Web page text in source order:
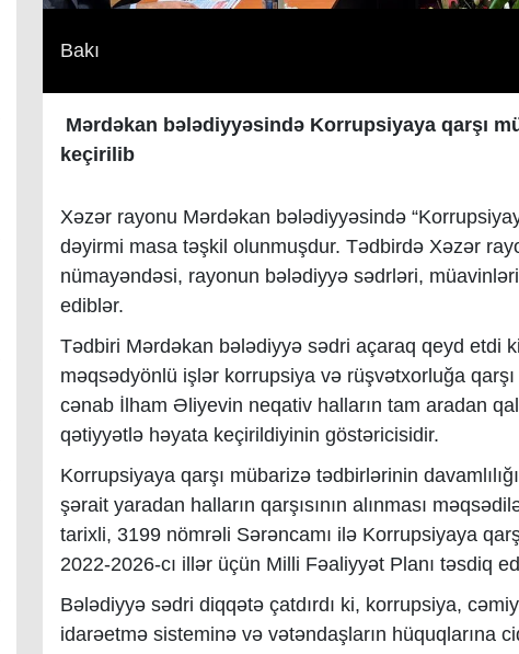
Bakı
Mərdəkan bələdiyyəsində Korrupsiyaya qarşı
keçirilib
Xəzər rayonu Mərdəkan bələdiyyəsində
dəyirmi masa təşkil olunmuşdur. Tədbirdə Xəzər
nümayəndəsi, rayonun bələdiyyə sədrləri,
ediblər.
Tədbiri Mərdəkan bələdiyyə sədri açaraq qeyd etdi
məqsədyönlü işlər korrupsiya və rüşvətxorluğa qarşı
cənab İlham Əliyevin neqativ halların tam aradan
qətiyyətlə həyata keçirildiyinin göstəricisidir.
Korrupsiyaya qarşı mübarizə tədbirlərinin
şərait yaradan halların qarşısının alınması
tarixli, 3199 nömrəli Sərəncamı ilə Korrupsiyaya
2022-2026-cı illər üçün Milli Fəaliyyət Planı təsdiq
Bələdiyyə sədri diqqətə çatdırdı ki, korrupsiya,
idarəetmə sisteminə və vətəndaşların hüquqlarına